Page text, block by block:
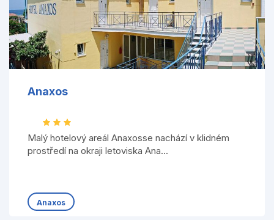
Anaxos
Malý hotelový areál Anaxosse nachází v klidném
prostředí na okraji letoviska Ana...
Anaxos